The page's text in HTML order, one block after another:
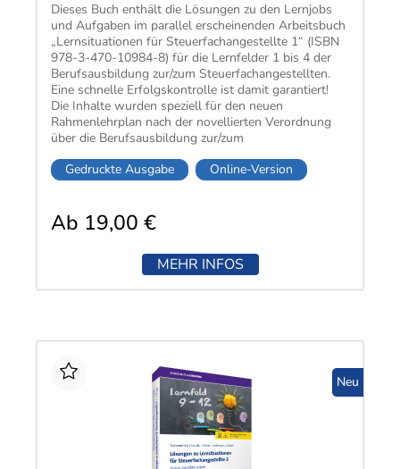
Dieses Buch enthält die Lösungen zu den Lernjobs
und Aufgaben im parallel erscheinenden Arbeitsbuch
„Lernsituationen für Steuerfachangestellte 1“ (ISBN
978-3-470-10984-8) für die Lernfelder 1 bis 4 der
Berufsausbildung zur/zum Steuerfachangestellten.
Eine schnelle Erfolgskontrolle ist damit garantiert!
Die Inhalte wurden speziell für den neuen
Rahmenlehrplan nach der novellierten Verordnung
über die Berufsausbildung zur/zum
aufeinander abgestimmt.
Die bewährten Lehrwerke zu Steuerlehre,
Sozialkunde dienen als ideale Ergänzung zu den
Lernsituationen. Durch die Strukturierung nach
Lernfeldern sind die Infobände während der
gesamten Ausbildungszeit einsetzbar.
Gedruckte Ausgabe Online-Version
Ab 19,00 €
MEHR INFOS
Neu